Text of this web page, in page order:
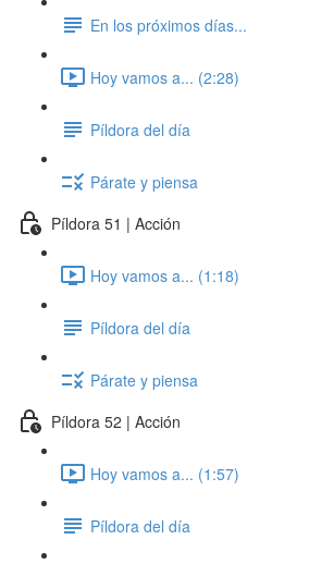
En los próximos días...
Hoy vamos a... (2:28)
Píldora del día
Párate y piensa
Píldora 51 | Acción
Hoy vamos a... (1:18)
Píldora del día
Párate y piensa
Píldora 52 | Acción
Hoy vamos a... (1:57)
Píldora del día